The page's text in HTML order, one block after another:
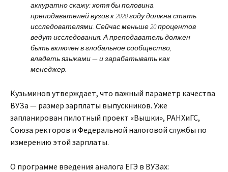
аккуратно скажу: хотя бы половина
преподавателей вузов к 2020 году должна стать
исследователями. Сейчас меньше 20 процентов
ведут исследования. А преподаватель должен
быть включен в глобальное сообщество,
владеть языками — и зарабатывать как
менеджер.
Кузьминов утверждает, что важный параметр качества
ВУЗа — размер зарплаты выпускников. Уже
запланирован пилотный проект «Вышки», РАНХиГС,
Союза ректоров и Федеральной налоговой службы по
измерению этой зарплаты.
О программе введения аналога ЕГЭ в ВУЗах: